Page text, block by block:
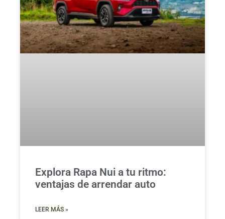
Explora Rapa Nui a tu ritmo:
ventajas de arrendar auto
LEER MÁS »